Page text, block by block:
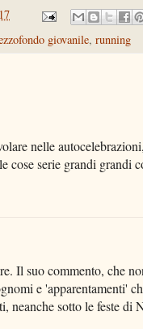
giovanile, running
nelle
cose serie grandi grandi
Il suo commento, che
e 'apparentamenti'
neanche sotto le feste di